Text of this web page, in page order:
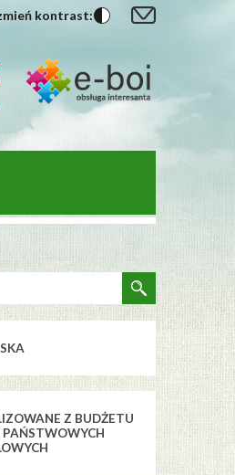
kontrast:
Z BUDŻETU